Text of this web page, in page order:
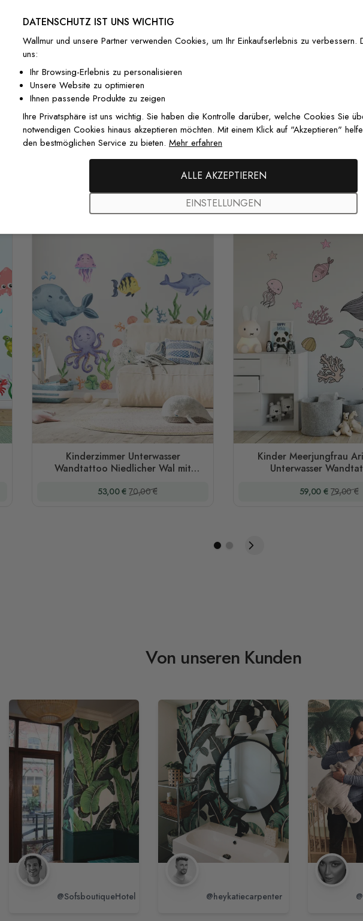
Kinderzimmer Unterwasser
Wandtattoo Niedlicher Wal mit
Sonderpreis
53,00 € Regulärer Preis
70,00 €
Kinder Meerjungfrau
Unterwasser
Sonderpreis
59,00 € Regulärer
79,00 €
Von unseren Kunden
@SofsboutiqueHotel @heykatiecarpenter
DATENSCHUTZ IST UNS WICHTIG
Wallmur und unsere Partner verwenden Cookies, um Ihr Einkaufserlebnis zu verbessern.
uns:
Ihr Browsing-Erlebnis zu personalisieren
Unsere Website zu optimieren
Ihnen passende Produkte zu zeigen
Ihre Privatsphäre ist uns wichtig. Sie haben die Kontrolle darüber, welche Cookies Sie
notwendigen Cookies hinaus akzeptieren möchten. Mit einem Klick auf "Akzeptieren"
den bestmöglichen Service zu bieten. Mehr erfahren
ALLE AKZEPTIEREN
EINSTELLUNGEN